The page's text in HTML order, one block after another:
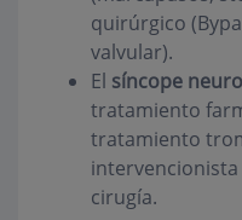
quirúrgico
valvular).
El síncope
tratamiento
tratamiento
cirugía.